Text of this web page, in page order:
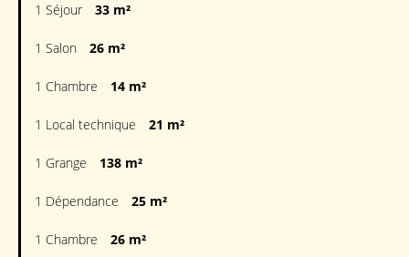
1 Séjour 33 m²
1 Salon 26 m²
1 Chambre 14 m²
1 Local technique 21 m²
1 Grange 138 m²
1 Dépendance 25 m²
1 Chambre 26 m²